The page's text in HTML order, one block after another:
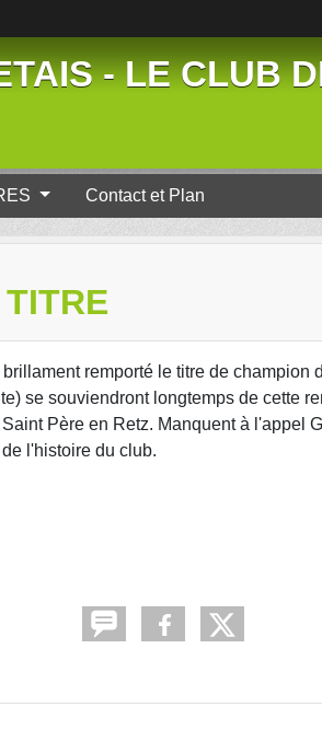
- LE CLUB
Contact et Plan
remporté le titre de champion
se souviendront longtemps de cette
Père en Retz. Manquent à l'appel
l'histoire du club.